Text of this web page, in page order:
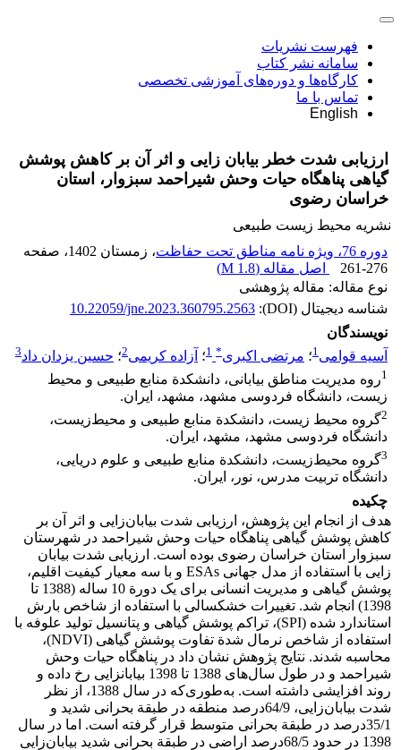
فهرست نشریات
سامانه نشر کتاب
کارگاه‌ها و دوره‌های آموزشی تخصصی
تماس با ما
English
ارزیابی شدت خطر بیابان ‏زایی و اثر آن بر کاهش پوشش
گیاهی پناهگاه حیات وحش شیراحمد سبزوار، استان
خراسان رضوی
نشریه محیط زیست طبیعی
دوره 76، ویژه نامه مناطق تحت حفاظت
، زمستان 1402
، صفحه
261-276
اصل مقاله (1.8 M
)
نوع مقاله: مقاله پژوهشی
شناسه دیجیتال (DOI):
10.22059/jne.2023.360795.2563
نویسندگان
آسیه قوامی1؛ مرتضی اکبری*
1؛ آزاده کریمی2؛ حسین یزدان داد3
1روه مدیریت مناطق بیابانی، دانشکدة منابع طبیعی و محیط
زیست، دانشگاه فردوسی مشهد، مشهد، ایران.
2گروه محیط‌‌ زیست، دانشکدة منابع طبیعی و محیط‌زیست،
دانشگاه فردوسی مشهد، مشهد، ایران.
3گروه محیط‌‌زیست، دانشکدة منابع طبیعی و علوم دریایی،
دانشگاه تربیت مدرس، نور، ایران.
چکیده
هدف از انجام این پژوهش، ارزیابی شدت بیابان‌زایی و اثر آن بر
کاهش پوشش گیاهی پناهگاه حیات وحش شیراحمد در شهرستان
سبزوار استان خراسان رضوی بوده است. ارزیابی شدت بیابان
‏زایی با استفاده از مدل جهانی ESAs و با سه معیار کیفیت اقلیم،
پوشش گیاهی و مدیریت انسانی برای یک دورة 10 ساله (1388 تا
1398) انجام شد. تغییرات خشکسالی با استفاده از شاخص بارش
استاندارد شده (SPI)، تراکم پوشش گیاهی و پتانسیل تولید علوفه با
استفاده از شاخص نرمال شدة تفاوت پوشش گیاهی (NDVI)،
محاسبه شدند. نتایج پژوهش نشان داد در پناهگاه حیات وحش
شیراحمد و در طول سال‌های 1388 تا 1398 بیابان‏زایی رخ داده و
روند افزایشی داشته­ است. به‌طوری‌که در سال 1388، از نظر
شدت بیابان‌زایی، 64/9درصد منطقه در طبقة بحرانی شدید و
35/1درصد در طبقة بحرانی متوسط قرار گرفته است. اما در سال
1398 در حدود 68/5درصد اراضی در طبقة بحرانی شدید بیابان‌زایی